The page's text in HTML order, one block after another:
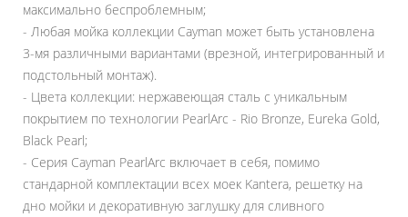
максимально беспроблемным;
- Любая мойка коллекции Cayman может быть установлена
3-мя различными вариантами (врезной, интегрированный и
подстольный монтаж).
- Цвета коллекции: нержавеющая сталь с уникальным
покрытием по технологии PearlArc - Rio Bronze, Eureka Gold,
Black Pearl;
- Серия Cayman PearlArc включает в себя, помимо
стандарной комплектации всех моек Kantera, решетку на
дно мойки и декоративную заглушку для сливного